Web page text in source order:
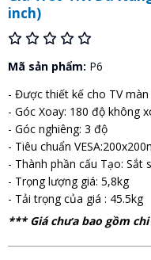
inch)
Mã sản phẩm: P6
- Được thiết kế cho TV
- Góc Xoay: 180 độ không
- Góc nghiêng: 3 độ
- Tiêu chuẩn
- Thành phần cấu Tạo: Sắt
- Trọng lượng giá: 5,8kg
- Tải trọng của giá : 45.5kg
*** Giá chưa bao gồm